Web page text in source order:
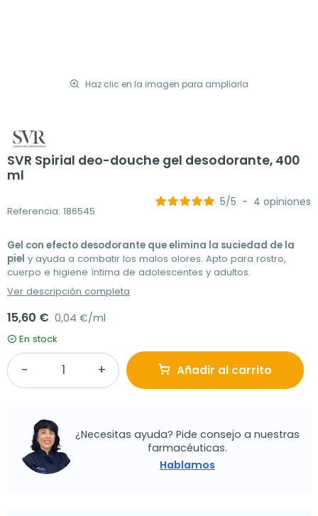
Haz clic en la imagen para ampliarla
SVR Spirial deo-douche gel desodorante, 400
ml
Referencia: 186545
5/5 - 4 opiniones
Gel con efecto desodorante que elimina la suciedad de la
piel y ayuda a combatir los malos olores. Apto para rostro,
cuerpo e higiene íntima de adolescentes y adultos.
Ver descripción completa
15,60 € 0,04 €/ml
En stock
Añadir al carrito
¿Necesitas ayuda? Pide consejo a nuestras
farmacéuticas.
Hablamos